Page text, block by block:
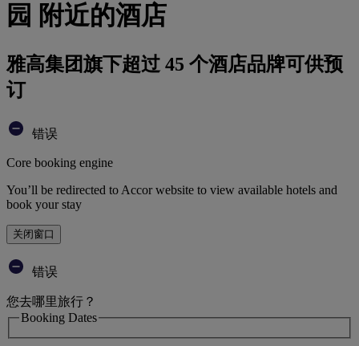
园 附近的酒店
雅高集团旗下超过 45 个酒店品牌可供预
订
错误
Core booking engine
You’ll be redirected to Accor website to view available hotels and
book your stay
关闭窗口
错误
您去哪里旅行？
Booking Dates